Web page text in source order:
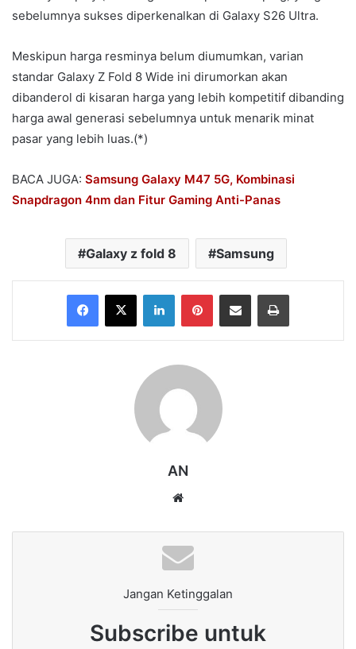
sebelumnya sukses diperkenalkan di Galaxy S26 Ultra.
Meskipun harga resminya belum diumumkan, varian
standar Galaxy Z Fold 8 Wide ini dirumorkan akan
dibanderol di kisaran harga yang lebih kompetitif dibanding
harga awal generasi sebelumnya untuk menarik minat
pasar yang lebih luas.(*)
BACA JUGA: Samsung Galaxy M47 5G, Kombinasi
Snapdragon 4nm dan Fitur Gaming Anti-Panas
Galaxy z fold 8 Samsung
Facebook
X LinkedInPinterestShare via Email Print
AN
Jangan Ketinggalan
Subscribe untuk